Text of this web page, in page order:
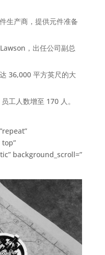
生产商，提供元件准备
，出任公司副总
36,000 平方英尺的大
工人数增至 170 人。
background_scroll=”